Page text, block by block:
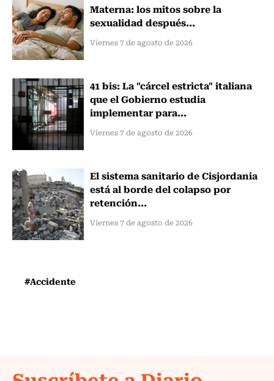
Materna: los mitos sobre la
sexualidad después...
Viernes 7 de agosto de 2026
41 bis: La "cárcel estricta" italiana
que el Gobierno estudia
implementar para...
Viernes 7 de agosto de 2026
El sistema sanitario de Cisjordania
está al borde del colapso por
retención...
Viernes 7 de agosto de 2026
#Accidente